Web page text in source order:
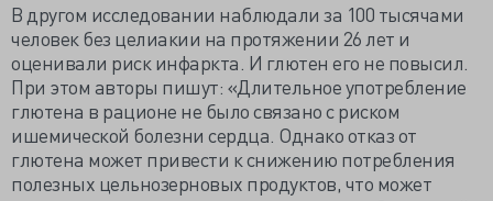
В другом исследовании наблюдали за 100 тысячами
человек без целиакии на протяжении 26 лет и
оценивали риск инфаркта. И глютен его не повысил.
При этом авторы пишут: «Длительное употребление
глютена в рационе не было связано с риском
ишемической болезни сердца. Однако отказ от
глютена может привести к снижению потребления
полезных цельнозерновых продуктов, что может